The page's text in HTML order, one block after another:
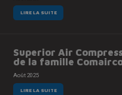
LIRE LA SUITE
Superior Air
de la famille
Août 2025
LIRE LA SUITE